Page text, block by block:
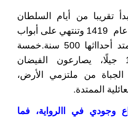
تقريبا من أيام السلطان
برقوق، تحديدا في عام 1419 وتنتهي على أبواب
ثورة 1919، أي تمتد أحدااثها 500 سنة.خمسة
قرون يعبرها 16 جيلًا، يصارعون الفيضان
من ملتزمي الأرض،
الممتدة.
وجودي في االرواية، فما